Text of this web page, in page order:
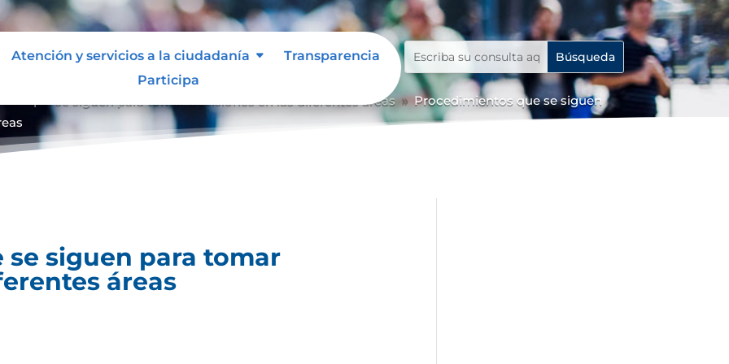
Atención y servicios a la ciudadanía
Transparencia
Participa
que se siguen para tomar decisiones en las diferentes áreas 9 Procedimientos que se siguen
siguen para tomar
áreas